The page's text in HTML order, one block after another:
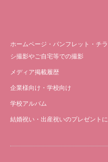
ホームページ・パンフレット・チラ
シ撮影やご自宅等での撮影
メディア掲載履歴
企業様向け・学校向け
学校アルバム
結婚祝い・出産祝いのプレゼントに